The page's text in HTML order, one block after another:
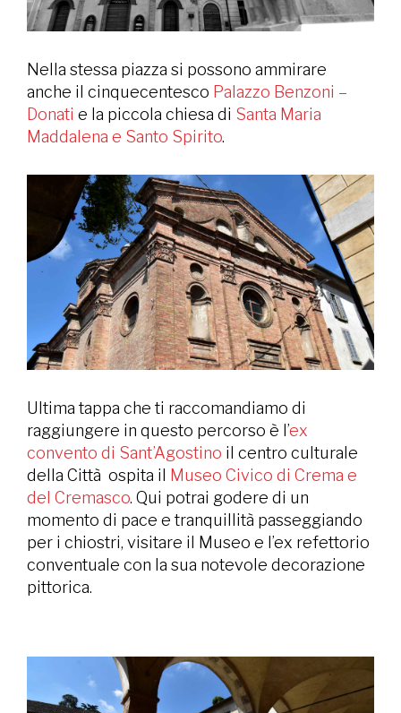
Nella stessa piazza si possono ammirare
anche il cinquecentesco Palazzo Benzoni –
Donati e la piccola chiesa di Santa Maria
Maddalena e Santo Spirito.
Ultima tappa che ti raccomandiamo di
raggiungere in questo percorso è l’ex
convento di Sant’Agostino il centro culturale
della Città ospita il
Museo Civico di Crema e
del Cremasco. Qui potrai godere di un
momento di pace e tranquillità passeggiando
per i chiostri, visitare il Museo e l’ex refettorio
conventuale con la sua notevole decorazione
pittorica.